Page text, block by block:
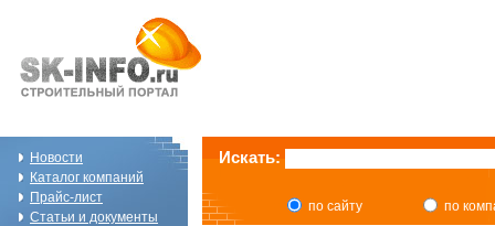
Новости
Каталог компаний
Прайс-лист
Статьи и документы
Искать:
по сайту по